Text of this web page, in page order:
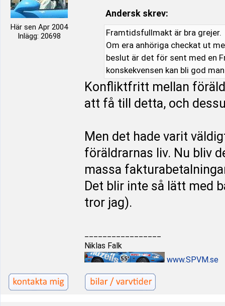
Här sen Apr 2004
Inlägg: 20698
Andersk skrev:
Framtidsfullmakt är bra grejer.
Om era anhöriga checkat ut
beslut är det för sent med en
konskekvensen kan bli god
Konfliktfritt mellan
att få till detta, och
Men det hade varit
föräldrarnas liv. Nu bliv
massa
Det blir inte så lätt med
tror jag).
Niklas Falk
www.SPVM.se